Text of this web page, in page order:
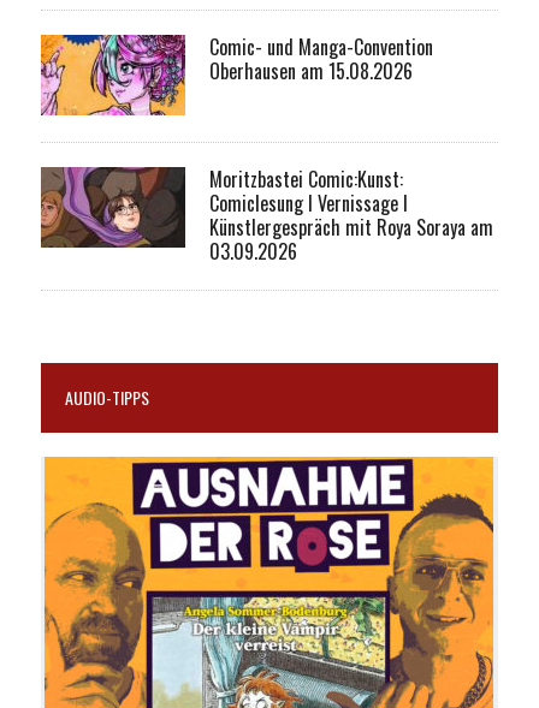
Comic- und Manga-Convention
Oberhausen am 15.08.2026
Moritzbastei Comic:Kunst:
Comiclesung I Vernissage I
Künstlergespräch mit Roya Soraya am
03.09.2026
AUDIO-TIPPS